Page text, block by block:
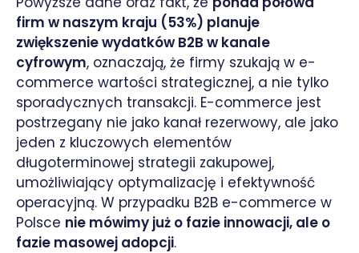
firm w naszym kraju (53%) planuje
zwiększenie wydatków B2B w kanale
cyfrowym, oznaczają, że firmy szukają w e-
commerce wartości strategicznej, a nie tylko
sporadycznych transakcji. E-commerce jest
postrzegany nie jako kanał rezerwowy, ale jako
jeden z kluczowych elementów
długoterminowej strategii zakupowej,
umożliwiający optymalizację i efektywność
operacyjną. W przypadku B2B e-commerce w
Polsce nie mówimy już o fazie innowacji, ale o
fazie masowej adopcji.